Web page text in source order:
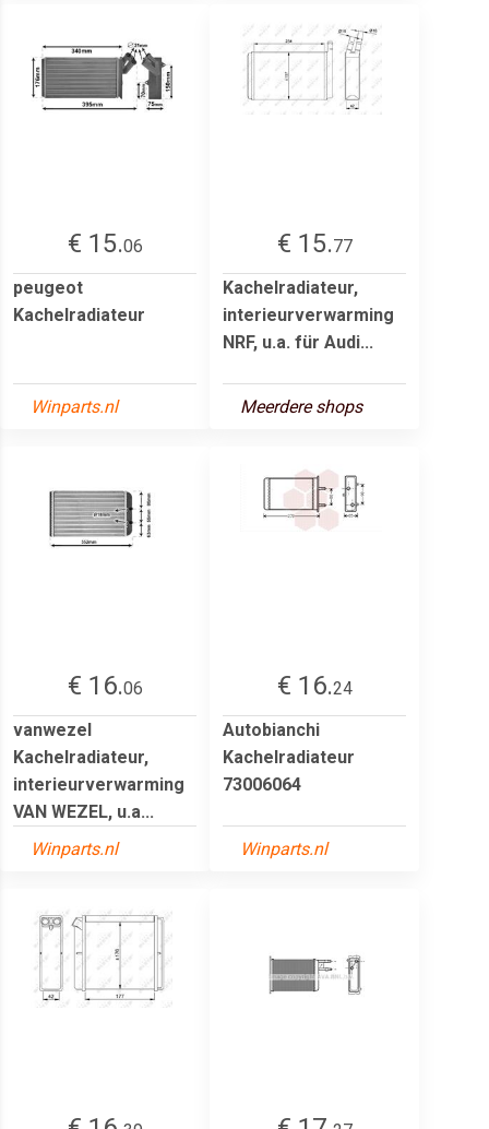
€ 15.06
peugeot
Kachelradiateur
Winparts.nl
€ 15.77
Kachelradiateur,
interieurverwarming
NRF, u.a. für Audi...
Meerdere shops
€ 16.06
vanwezel
Kachelradiateur,
interieurverwarming
VAN WEZEL, u.a...
Winparts.nl
€ 16.24
Autobianchi
Kachelradiateur
73006064
Winparts.nl